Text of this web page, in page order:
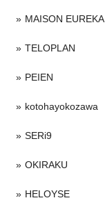
MAISON EUREKA
TELOPLAN
PEIEN
kotohayokozawa
SERi9
OKIRAKU
HELOYSE